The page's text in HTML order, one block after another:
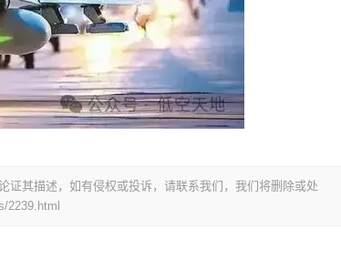
其描述，如有侵权或投诉，请联系我们，我们将删除或处
2239.html